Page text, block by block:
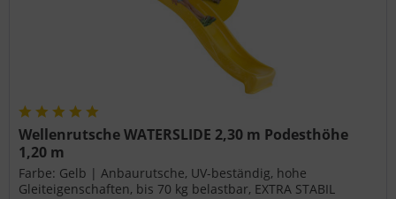
Wellenrutsche WATERSLIDE 2,30 m Podesthöhe
1,20 m
Farbe: Gelb | Anbaurutsche, UV-beständig, hohe
Gleiteigenschaften, bis 70 kg belastbar, EXTRA STABIL